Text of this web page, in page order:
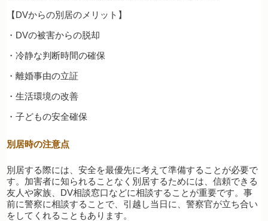
【DVからの別居のメリット】
・DVの被害からの脱却
・冷静な判断時間の確保
・離婚事由の立証
・生活環境の改善
・子どもの安全確保
別居時の注意点
別居する際には、安全を最優先に考えて準備することが必要で
す。加害者に知られることなく別居するためには、信頼できる
友人や家族、DV相談窓口などに相談することが重要です。事
前に警察に相談することで、引越し当日に、警察官が立ち合い
をしてくれることもあります。